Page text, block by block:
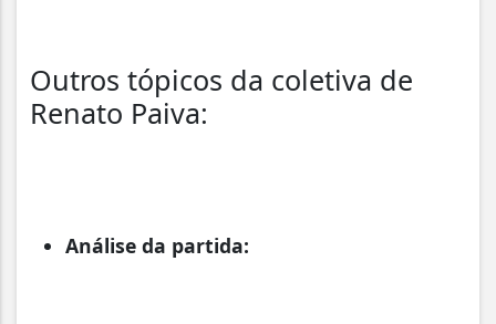
Outros tópicos da coletiva de
Renato Paiva:
Análise da partida: